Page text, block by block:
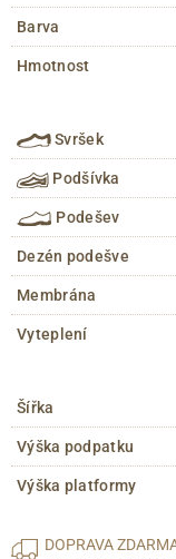
Barva
Hmotnost
Svršek
Podšívka
Podešev
Dezén podešve
Membrána
Vyteplení
Šířka
Výška podpatku
Výška platformy
DOPRAVA